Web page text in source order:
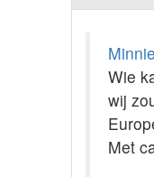
Wie
wij
Met